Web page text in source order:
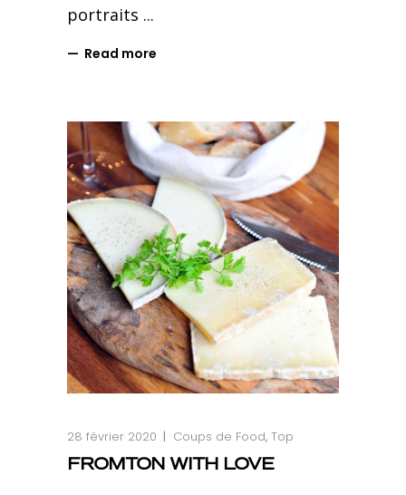
portraits
Read more
28 février 2020 Coups de Food, Top
FROMTON WITH LOVE